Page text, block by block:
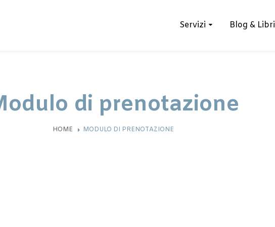
Servizi Blog & Libri
di prenotazione
HOME MODULO DI PRENOTAZIONE